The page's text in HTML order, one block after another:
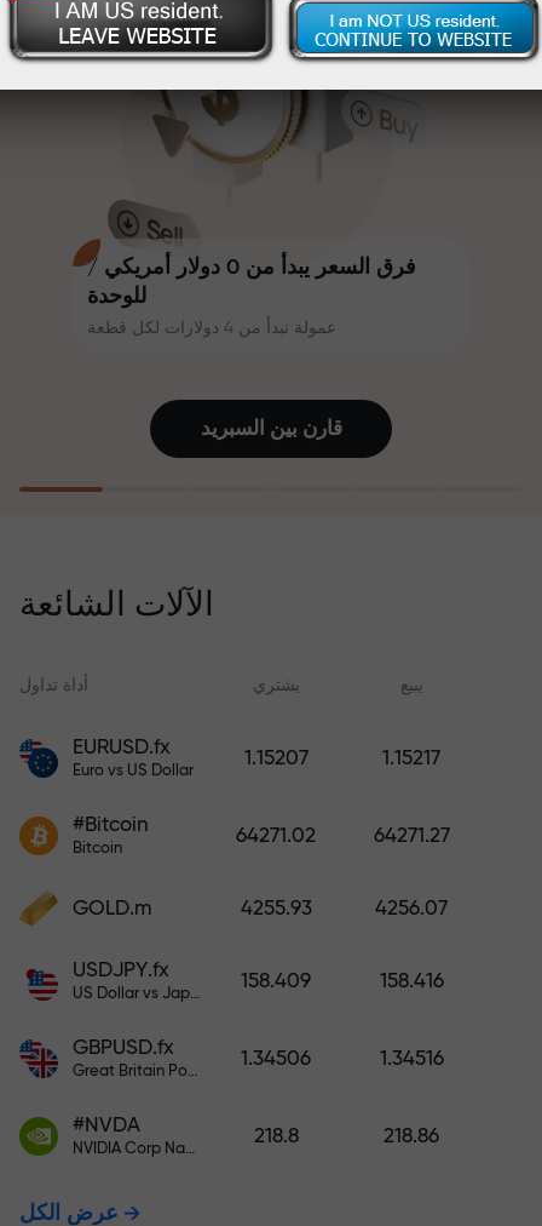
فرق السعر يبدأ من 0 دولار أمريكي /
للوحدة
عمولة تبدأ من 4 دولارات لكل قطعة
30% على إيداعه، والاستفادة من
عروض ترويجية وعروض خاصة أخرى.
تتشارك سرعة المسار وسرعة التداول
نفس القيم. يُضفي أليش لوبرايس
عناصر الحماس والانضباط على عالم
التداول، ويعمل كشريك يُلهم العملاء
لتحقيق أهداف طموحة.
إنستا فوركس على هاتف آيفون أو ماك
بوك أو رحلة أحلامه بمجرد إيداعه مبلغًا
من المال.
خسائرك ويضمن لك مضاعفة أرباحك
ثلاث مرات خلال ستة أشهر. تداول
مطبعياً. كلما زاد مبلغ الإيداع، زادت
تصل قيمتها إلى $1,500
تداول بدون مخاطرة -
نحن نضمن أرباحك
مكافأة تصل إلى 1000 ضعف - أكبر
قارن بين السبرید
الآلات الشائعة
أداة تداول يشتري يبيع
EURUSD.fx
Euro vs US Dollar
1.15207 1.15217
#Bitcoin
Bitcoin
64271.02 64271.27
GOLD.m 4255.93 4256.07
USDJPY.fx
US Dollar vs Japanese Yen
158.409 158.416
GBPUSD.fx
Great Britain Pound vs US Dollar
1.34506 1.34516
#NVDA
NVIDIA Corp Nasdaq Stock Exchange (Nasdaq) USD
218.8 218.86
عرض الكل